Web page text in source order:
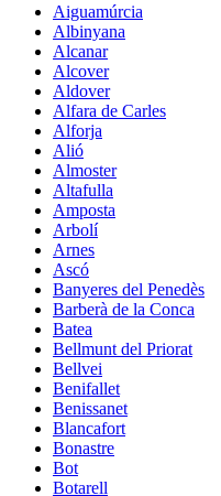
Aiguamúrcia
Albinyana
Alcanar
Alcover
Aldover
Alfara de Carles
Alforja
Alió
Almoster
Altafulla
Amposta
Arbolí
Arnes
Ascó
Banyeres del Penedès
Barberà de la Conca
Batea
Bellmunt del Priorat
Bellvei
Benifallet
Benissanet
Blancafort
Bonastre
Bot
Botarell